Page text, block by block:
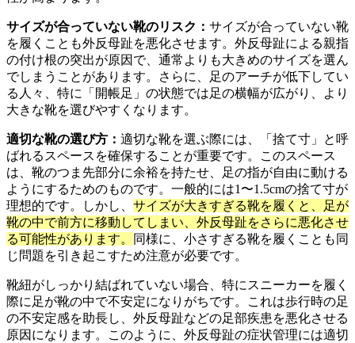
サイズが合っていない靴のリスク： サイズが合っていない靴
を履くことも外反母趾を悪化させます。外反母趾による親指
の付け根の突出が原因で、通常よりも大きめのサイズを選ん
でしまうことがあります。さらに、足のアーチが低下してい
る人々、特に「開帳足」の状態では足の横幅が広がり、より
大きな靴を選びやすくなります。
適切な靴の選び方： 適切な靴を選ぶ際には、「捨て寸」と呼
ばれるスペースを確保することが重要です。このスペース
は、靴のつま先部分に余裕を持たせ、足の指が自由に動ける
ようにするためのものです。一般的には1〜1.5cmの捨て寸が
理想的です。しかし、 サイズが大きすぎる靴を履くと、足が
靴の中で前方に移動してしまい、外反母趾をさらに悪化させ
る可能性があります。
同様に、小さすぎる靴を履くことも同
じ問題を引き起こすため注意が必要です。
靴紐がしっかり結ばれていない場合、特にスニーカーを履く
際に足が靴の中で不安定になりがちです。これは歩行時の足
の不安定感を助長し、外反母趾などの足部疾患を悪化させる
原因になります。このように、外反母趾の症状管理には適切